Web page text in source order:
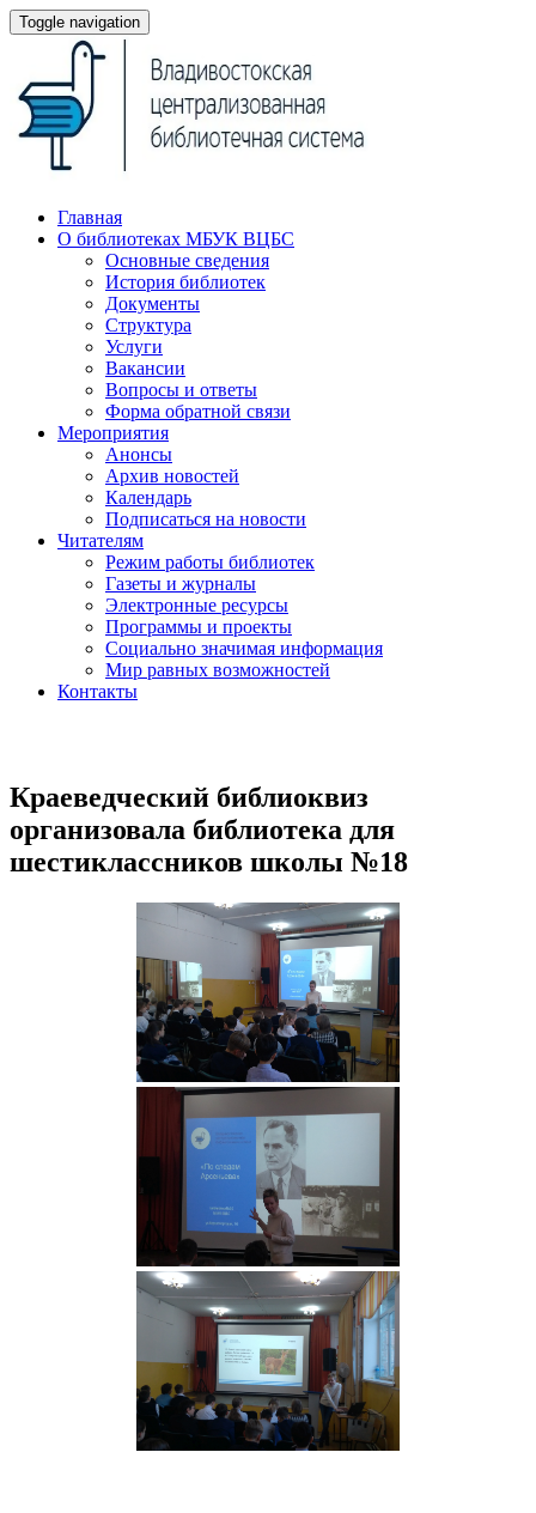
Toggle navigation
Главная
О библиотеках МБУК ВЦБС
Основные сведения
История библиотек
Документы
Структура
Услуги
Вакансии
Вопросы и ответы
Форма обратной связи
Мероприятия
Анонсы
Архив новостей
Календарь
Подписаться на новости
Читателям
Режим работы библиотек
Газеты и журналы
Электронные ресурсы
Программы и проекты
Социально значимая информация
Мир равных возможностей
Контакты
Краеведческий библиоквиз
организовала библиотека для
шестиклассников школы №18